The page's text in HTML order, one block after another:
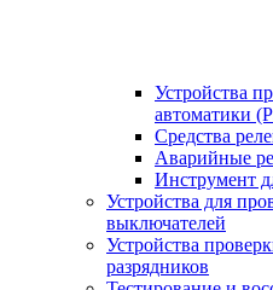
Устройства
автоматики
Средства
Аварийные
Инструмент
Устройства для
выключателей
Устройства
разрядников